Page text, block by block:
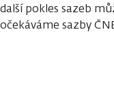
další pokles sazeb
očekáváme sazby